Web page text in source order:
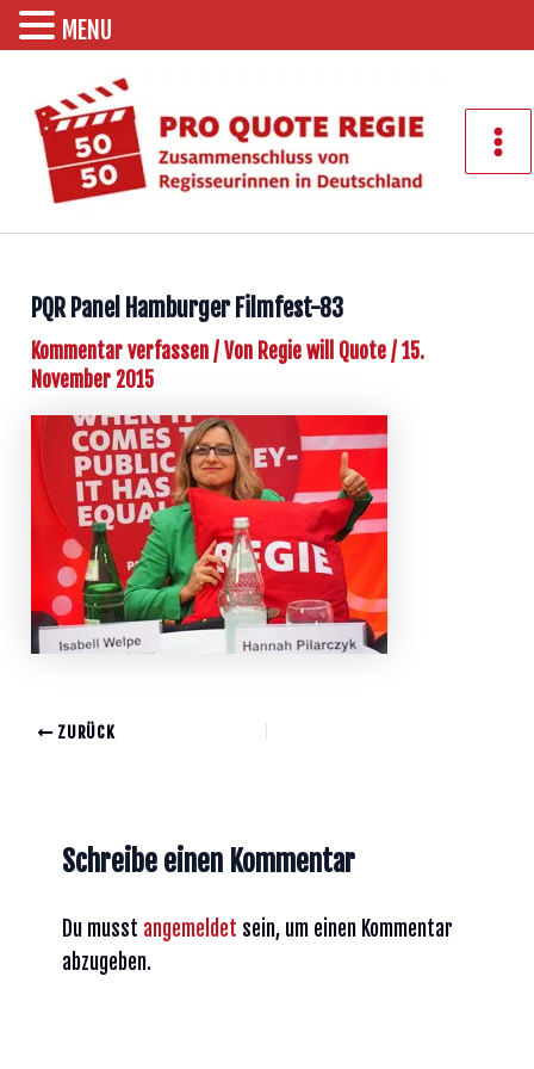
springen
PQR Panel Hamburger Filmfest-83
Kommentar verfassen/ Von Regie will Quote/15.
November 2015
ZURÜCK
Schreibe einen Kommentar
Du musst angemeldet sein, um einen Kommentar
abzugeben.
MENU